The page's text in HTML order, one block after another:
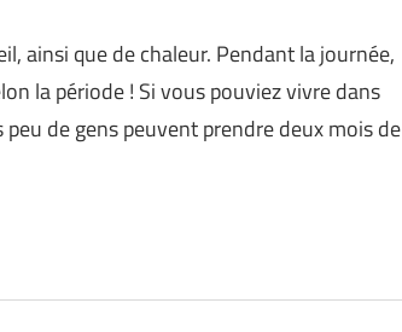
ainsi que de chaleur. Pendant la journée,
la période ! Si vous pouviez vivre dans
de gens peuvent prendre deux mois de